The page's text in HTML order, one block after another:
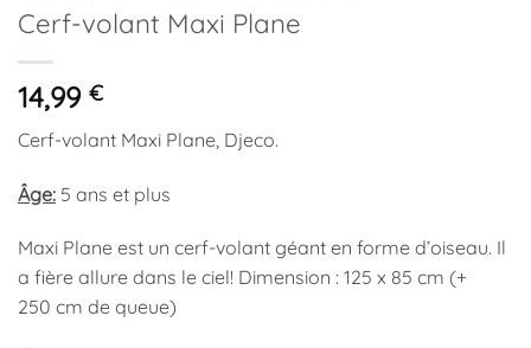
Cerf-volant Maxi Plane
14,99 €
Cerf-volant Maxi Plane, Djeco.
Âge: 5 ans et plus
Maxi Plane est un cerf-volant géant en forme d’oiseau. Il
a fière allure dans le ciel! Dimension : 125 x 85 cm (+
250 cm de queue)